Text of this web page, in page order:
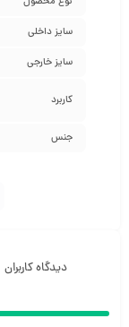
سایز داخلی
سایز خارجی
کاربرد
جنس
دیدگاه کاربران